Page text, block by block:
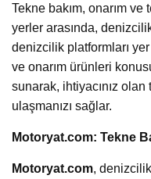
Tekne bakım, onarım
yerler arasında,
denizcilik platformları yer
ve onarım ürünleri
sunarak, ihtiyacınız
ulaşmanızı sağlar.
Motoryat.com: Tekne
Motoryat.com,